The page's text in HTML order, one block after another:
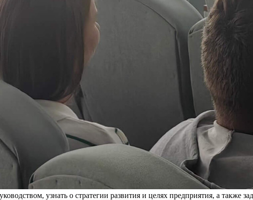
узнать о стратегии развития и целях предприятия, а также